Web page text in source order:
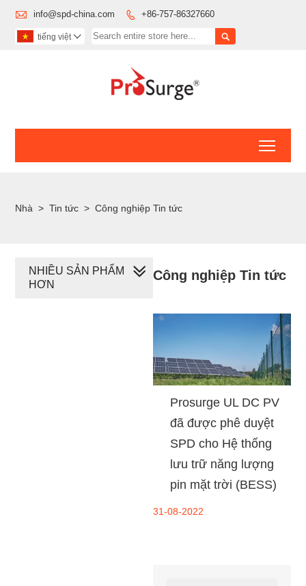
 info@spd-china.com  +86-757-86327660

tiếng việt 
Nhà > Tin tức > Công nghiệp Tin tức
Công nghiệp Tin tức
Prosurge UL DC PV
đã được phê duyệt
SPD cho Hệ thống
lưu trữ năng lượng
pin mặt trời (BESS)
31-08-2022
NHIỀU SẢN PHẨM
HƠN